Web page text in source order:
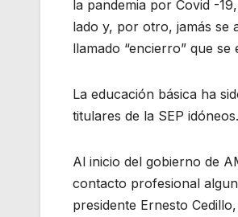
la pandemia por Covid -
lado y, por otro, jamás se
llamado “encierro” que
La educación básica ha
titulares de la SEP idóneos.
Al inicio del gobierno de
contacto profesional
presidente Ernesto